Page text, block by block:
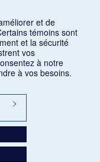
et de
témoins sont
et la sécurité
vos
à notre
à vos besoins.
>